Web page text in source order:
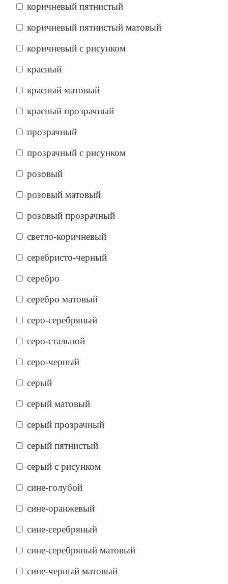
коричневый пятнистый
коричневый пятнистый матовый
коричневый с рисунком
красный
красный матовый
красный прозрачный
прозрачный
прозрачный с рисунком
розовый
розовый матовый
розовый прозрачный
светло-коричневый
серебристо-черный
серебро
серебро матовый
серо-серебряный
серо-стальной
серо-черный
серый
серый матовый
серый прозрачный
серый пятнистый
серый с рисунком
сине-голубой
сине-оранжевый
сине-серебряный
сине-серебряный матовый
сине-черный матовый